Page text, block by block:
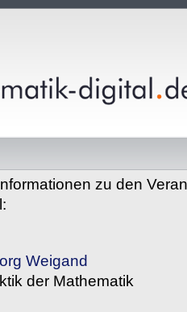
zu den
Weigand
der Mathematik